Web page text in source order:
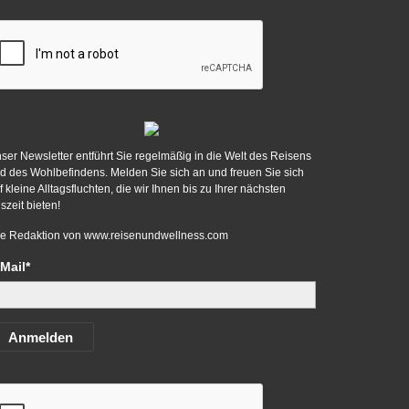
Newsletter entführt Sie regelmäßig in die Welt des Reisens
des Wohlbefindens. Melden Sie sich an und freuen Sie sich
kleine Alltagsfluchten, die wir Ihnen bis zu Ihrer nächsten
bieten!
Redaktion von www.reisenundwellness.com
Anmelden